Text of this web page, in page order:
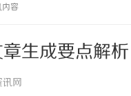
内容
生成要点解析
网